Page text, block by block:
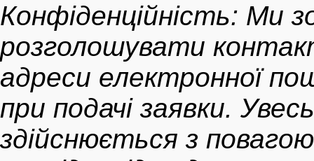
Конфіденційність: Ми
розголошувати
адреси електронної
при подачі заявки.
здійснюється з